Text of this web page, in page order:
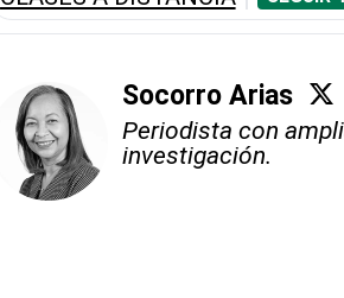
Socorro Arias
Periodista con
investigación.